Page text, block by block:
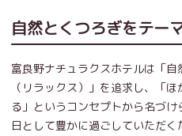
自然とくつろぎをテー
富良野ナチュラクスホテルは「
（リラックス）」を追求し、「
る」というコンセプトから名づ
日として豊かに過ごしていただ